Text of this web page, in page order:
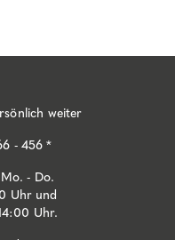
weiter
- 456 *
- Do.
Uhr und
Uhr.